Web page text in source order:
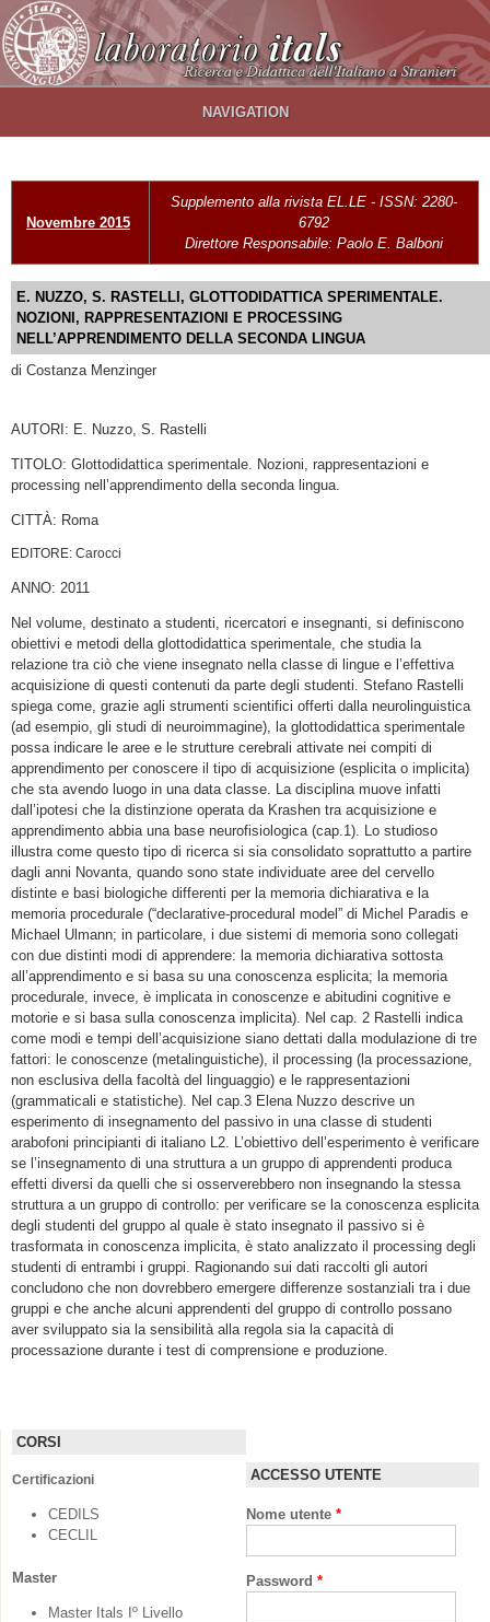
Salta al contenuto principale
NAVIGATION
Novembre 2015
Supplemento alla rivista EL.LE - ISSN: 2280-
6792
Direttore Responsabile: Paolo E. Balboni
E. NUZZO, S. RASTELLI, GLOTTODIDATTICA SPERIMENTALE.
NOZIONI, RAPPRESENTAZIONI E PROCESSING
NELL’APPRENDIMENTO DELLA SECONDA LINGUA
di Costanza Menzinger
AUTORI: E. Nuzzo, S. Rastelli
TITOLO: Glottodidattica sperimentale. Nozioni, rappresentazioni e
processing nell’apprendimento della seconda lingua.
CITTÀ: Roma
EDITORE: Carocci
ANNO: 2011
Nel volume, destinato a studenti, ricercatori e insegnanti, si definiscono
obiettivi e metodi della glottodidattica sperimentale, che studia la
relazione tra ciò che viene insegnato nella classe di lingue e l’effettiva
acquisizione di questi contenuti da parte degli studenti. Stefano Rastelli
spiega come, grazie agli strumenti scientifici offerti dalla neurolinguistica
(ad esempio, gli studi di neuroimmagine), la glottodidattica sperimentale
possa indicare le aree e le strutture cerebrali attivate nei compiti di
apprendimento per conoscere il tipo di acquisizione (esplicita o implicita)
che sta avendo luogo in una data classe. La disciplina muove infatti
dall’ipotesi che la distinzione operata da Krashen tra acquisizione e
apprendimento abbia una base neurofisiologica (cap.1). Lo studioso
illustra come questo tipo di ricerca si sia consolidato soprattutto a partire
dagli anni Novanta, quando sono state individuate aree del cervello
distinte e basi biologiche differenti per la memoria dichiarativa e la
memoria procedurale (“declarative-procedural model” di Michel Paradis e
Michael Ulmann; in particolare, i due sistemi di memoria sono collegati
con due distinti modi di apprendere: la memoria dichiarativa sottosta
all’apprendimento e si basa su una conoscenza esplicita; la memoria
procedurale, invece, è implicata in conoscenze e abitudini cognitive e
motorie e si basa sulla conoscenza implicita). Nel cap. 2 Rastelli indica
come modi e tempi dell’acquisizione siano dettati dalla modulazione di tre
fattori: le conoscenze (metalinguistiche), il processing (la processazione,
non esclusiva della facoltà del linguaggio) e le rappresentazioni
(grammaticali e statistiche). Nel cap.3 Elena Nuzzo descrive un
esperimento di insegnamento del passivo in una classe di studenti
arabofoni principianti di italiano L2. L’obiettivo dell’esperimento è verificare
se l’insegnamento di una struttura a un gruppo di apprendenti produca
effetti diversi da quelli che si osserverebbero non insegnando la stessa
struttura a un gruppo di controllo: per verificare se la conoscenza esplicita
degli studenti del gruppo al quale è stato insegnato il passivo si è
trasformata in conoscenza implicita, è stato analizzato il processing degli
studenti di entrambi i gruppi. Ragionando sui dati raccolti gli autori
concludono che non dovrebbero emergere differenze sostanziali tra i due
gruppi e che anche alcuni apprendenti del gruppo di controllo possano
aver sviluppato sia la sensibilità alla regola sia la capacità di
processazione durante i test di comprensione e produzione.
CORSI
Certificazioni
CEDILS
CECLIL
Master
Master Itals Iº Livello
ACCESSO UTENTE
Nome utente *
Password *